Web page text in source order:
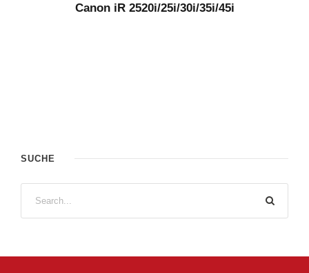
Canon iR 2520i/25i/30i/35i/45i
SUCHE